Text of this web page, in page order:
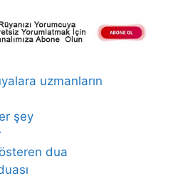
uzmanların
şey
dua